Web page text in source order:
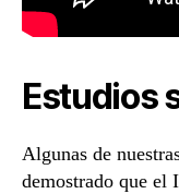
Estudios
Algunas de
demostrado que el